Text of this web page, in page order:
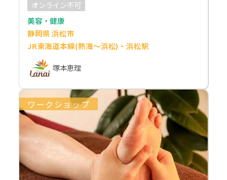
オンライン不可
美容・健康
静岡県 浜松市
JR東海道本線(熱海～浜松)・浜松駅
塚本恵理
ワークショップ